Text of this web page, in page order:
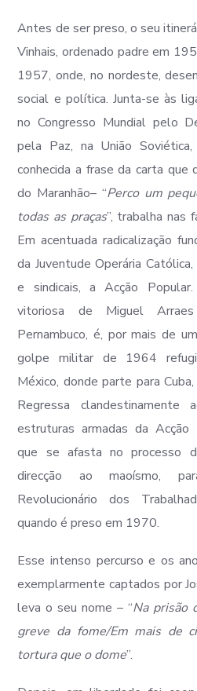
Antes de ser preso, o seu
Vinhais, ordenado padre em
1957, onde, no nordeste,
social e política. Junta-se às
no Congresso Mundial pelo
pela Paz, na União
conhecida a frase da carta que
do Maranhão– “Perco um
todas as praças”, trabalha nas
Em acentuada radicalização
da Juventude Operária
e sindicais, a Acção
vitoriosa de Miguel
Pernambuco, é, por mais de
golpe militar de 1964
México, donde parte para
Regressa clandestinamente
estruturas armadas da Acção
que se afasta no processo
direcção ao maoísmo,
Revolucionário dos
quando é preso em 1970.
Esse intenso percurso e os
exemplarmente captados por
leva o seu nome – “Na prisão
greve da fome/Em mais de
tortura que o dome”.